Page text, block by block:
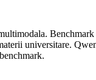
. Benchmark
universitare.